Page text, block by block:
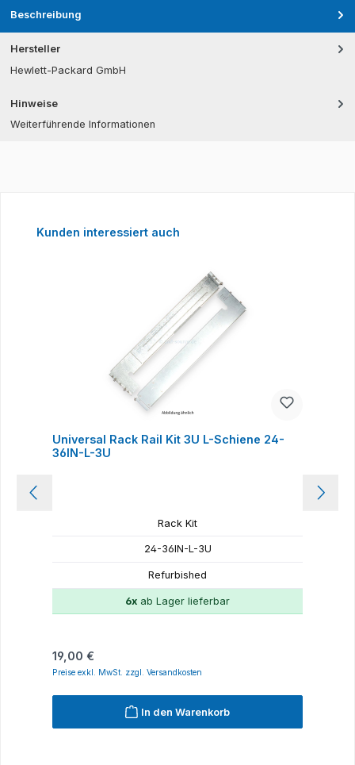
Beschreibung
Hersteller
Hewlett-Packard GmbH
Hinweise
Weiterführende Informationen
Produktgalerie überspringen
Kunden interessiert auch
Universal Rack Rail Kit 3U L-Schiene 24-
36IN-L-3U
Rack Kit
24-36IN-L-3U
Refurbished
6x ab Lager lieferbar
Regulärer Preis:
19,00 €
Preise exkl. MwSt. zzgl. Versandkosten
In den Warenkorb